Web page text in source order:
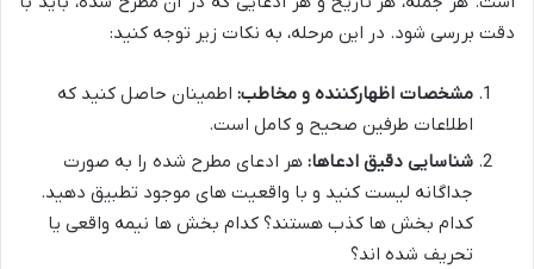
دقت بررسی شود. در این مرحله، به نکات زیر توجه کنید:
مشخصات اظهارکننده و مخاطب: اطمینان حاصل کنید که
اطلاعات طرفین صحیح و کامل است.
شناسایی دقیق ادعاها: هر ادعای مطرح شده را به صورت
جداگانه لیست کنید و با واقعیت های موجود تطبیق دهید.
کدام بخش ها کذب هستند؟ کدام بخش ها نیمه واقعی یا
تحریف شده اند؟